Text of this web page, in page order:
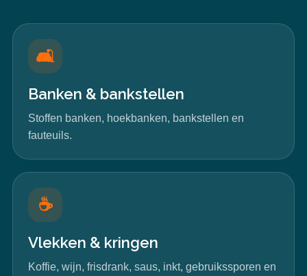
🛋️
Banken & bankstellen
Stoffen banken, hoekbanken, bankstellen en
fauteuils.
☕
Vlekken & kringen
Koffie, wijn, frisdrank, saus, inkt, gebruikssporen en